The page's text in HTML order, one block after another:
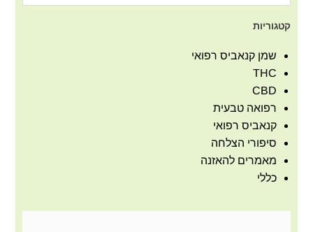
קטגוריות
שמן קנאביס רפואי
THC
CBD
רפואה טבעית
קנאביס רפואי
סיפורי הצלחה
מאמרים להאזנה
כללי